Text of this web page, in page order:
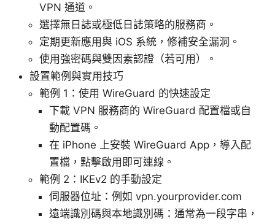
VPN 通道。
選擇無日誌或極低日誌策略的服務商。
定期更新應用與 iOS 系統，修補安全漏洞。
使用強密碼與雙因素認證（若可用）。
設置範例與實用技巧
範例 1：使用 WireGuard 的快速設定
下載 VPN 服務商的 WireGuard 配置檔或自
動配置碼。
在 iPhone 上安裝 WireGuard App，導入配
置檔，點擊啟用即可連線。
範例 2：IKEv2 的手動設定
伺服器位址：例如 vpn.yourprovider.com
遠端識別碼與本地識別碼：通常為一段字串，